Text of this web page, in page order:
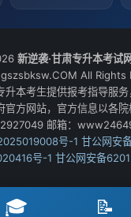
新逆袭·甘肃专升本考试
All Rights
升本考生提供报考指导服
官方网站，官方信息以各
邮箱：
号-1 甘公网安
号-1 甘公网安备
🎓 📝